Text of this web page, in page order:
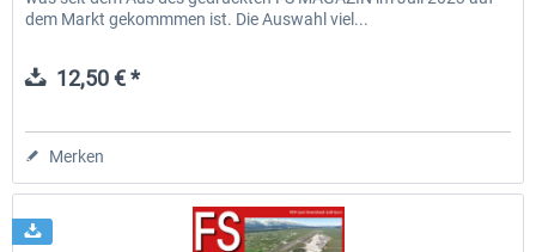
dem Markt gekommmen ist. Die Auswahl viel...
12,50 € *
Merken